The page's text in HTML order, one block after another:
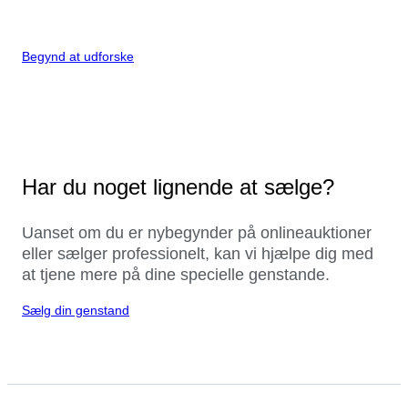
Begynd at udforske
Har du noget lignende at sælge?
Uanset om du er nybegynder på onlineauktioner
eller sælger professionelt, kan vi hjælpe dig med
at tjene mere på dine specielle genstande.
Sælg din genstand